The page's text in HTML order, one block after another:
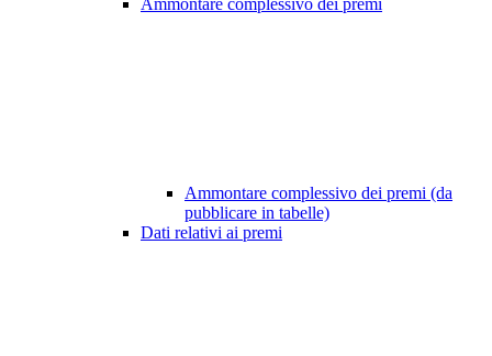
Ammontare complessivo dei premi
Ammontare complessivo dei premi (da
pubblicare in tabelle)
Dati relativi ai premi